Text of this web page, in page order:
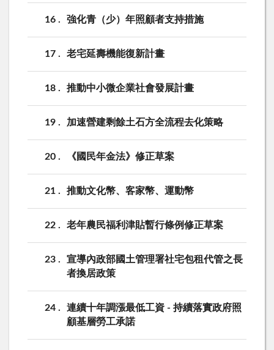
16 強化青（少）年照顧者支持措施
17 老宅延壽機能復新計畫
18 推動中小微企業社會發展計畫
19 加速營建剩餘土石方全流程去化策略
20 《國民年金法》修正草案
21 推動文化幣、客家幣、運動幣
22 老年農民福利津貼暫行條例修正草案
23
宣導內政部國土管理署社宅包租代管之長
者換居政策
24
連續十年調漲最低工資 - 持續落實政府照
顧基層勞工承諾